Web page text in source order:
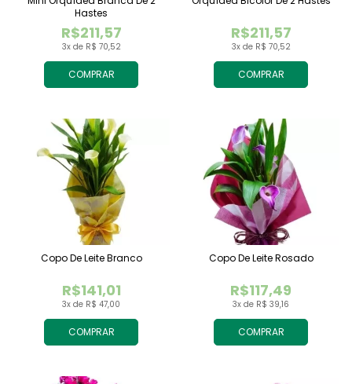
COMPRAR
3x de R$ 70,52
R$211,57
Hastes
COMPRAR
3x de R$ 70,52
R$211,57
COMPRAR
3x de R$ 47,00
R$141,01
Copo De Leite Branco
COMPRAR
3x de R$ 39,16
R$117,49
Copo De Leite Rosado